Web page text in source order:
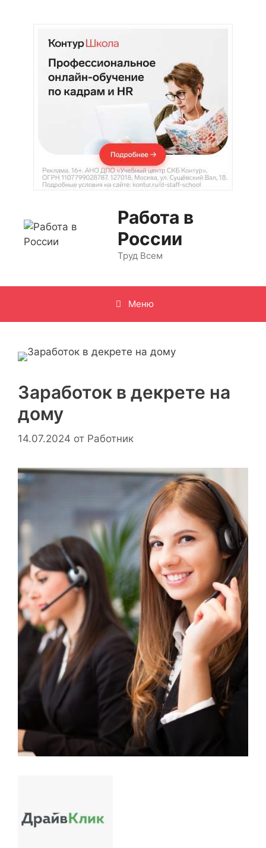
содержимому
Работа в
России
Труд Всем
Меню
Заработок в декрете на
дому
14.07.2024 от Работник